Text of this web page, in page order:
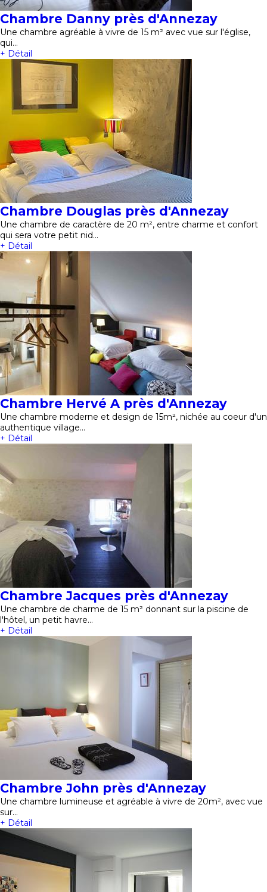
Chambre Danny près d'Annezay
Une chambre agréable à vivre de 15 m² avec vue sur l'église,
qui…
+ Détail
Chambre Douglas près d'Annezay
Une chambre de caractère de 20 m², entre charme et confort
qui sera votre petit nid…
+ Détail
Chambre Hervé A près d'Annezay
Une chambre moderne et design de 15m², nichée au coeur d'un
authentique village…
+ Détail
Chambre Jacques près d'Annezay
Une chambre de charme de 15 m² donnant sur la piscine de
l'hôtel, un petit havre…
+ Détail
Chambre John près d'Annezay
Une chambre lumineuse et agréable à vivre de 20m², avec vue
sur…
+ Détail